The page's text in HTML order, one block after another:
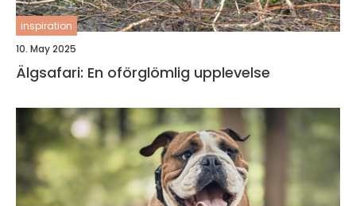
inspiration
10. May 2025
Älgsafari: En oförglömlig upplevelse